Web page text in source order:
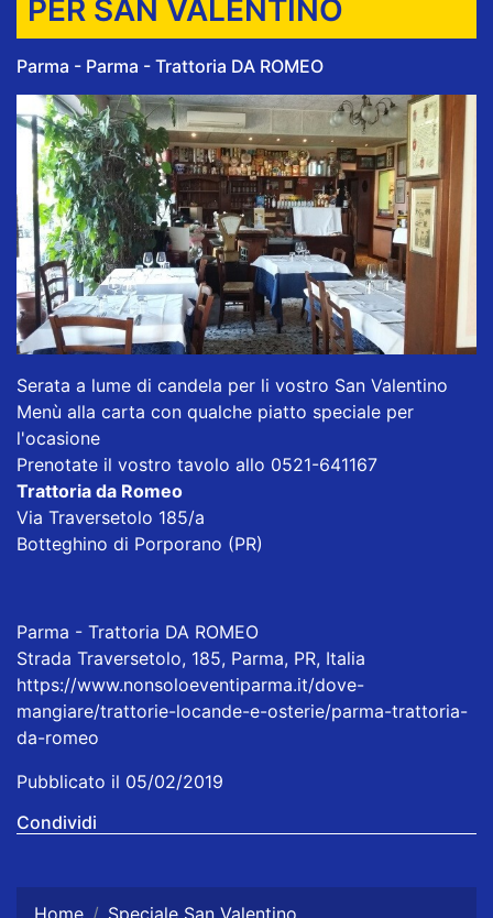
PER SAN VALENTINO
Parma - Parma - Trattoria DA ROMEO
Serata a lume di candela per li vostro San Valentino
Menù alla carta con qualche piatto speciale per
l'ocasione
Prenotate il vostro tavolo allo 0521-641167
Trattoria da Romeo
Via Traversetolo 185/a
Botteghino di Porporano (PR)
Parma - Trattoria DA ROMEO
Strada Traversetolo, 185, Parma, PR, Italia
https://www.nonsoloeventiparma.it/dove-
mangiare/trattorie-locande-e-osterie/parma-trattoria-
da-romeo
Pubblicato il 05/02/2019
Condividi
Home
Speciale San Valentino